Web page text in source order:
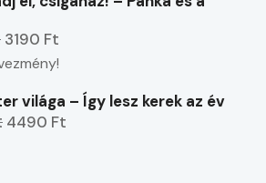
3190 Ft
világa – Így lesz kerek az év
4490 Ft